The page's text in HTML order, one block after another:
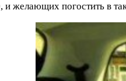
желающих погостить в